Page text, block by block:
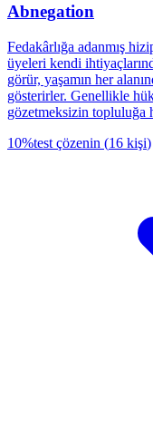
Abnegation
Fedakârlığa adanmış
üyeleri kendi
görür, yaşamın her
gösterirler. Genellikle
gözetmeksizin topluluğa
10%test çözenin (16 kişi)